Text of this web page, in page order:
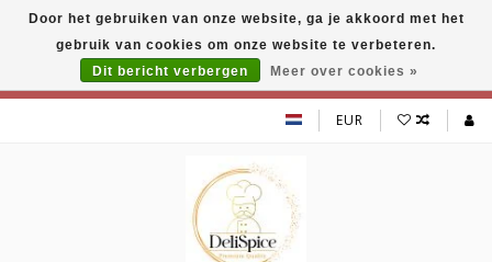
DeliSpice is your online Indian grocery shop with
exclusive brands like Daawat, Suhana, DeliSpice
and many more !!!
EUR
Door het gebruiken van onze website, ga je akkoord met het
gebruik van cookies om onze website te verbeteren.
Dit bericht verbergen
Meer over cookies »